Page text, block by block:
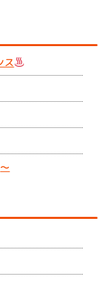
ス
～